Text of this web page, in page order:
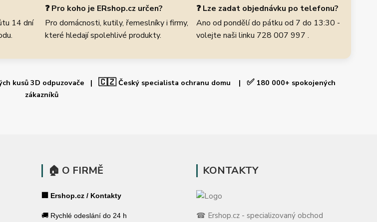
14 dní
❓ Pro koho je ERshop.cz určen?
Pro domácnosti, kutily, řemeslníky i firmy,
které hledají spolehlivé produkty.
❓ Lze zadat objednávku po telefonu?
Ano od pondělí do pátku od 7 do 13:30 -
volejte naši linku 728 007 997 .
kusů 3D odpuzovače | 🇨🇿Český specialista ochranu domu | ✅180 000+ spokojených
zákazníků
🏠 O FIRMĚ
🏢 Ershop.cz / Kontakty
🚚 Rychlé odeslání do 24 h
KONTAKTY
☎ Ershop.cz - specializovaný obchod